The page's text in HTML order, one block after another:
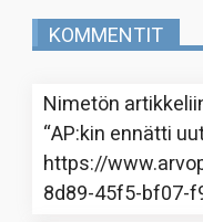
KOMMENTIT
Nimetön
“AP:kin ennätti
https://
8d89-45f5-bf07-